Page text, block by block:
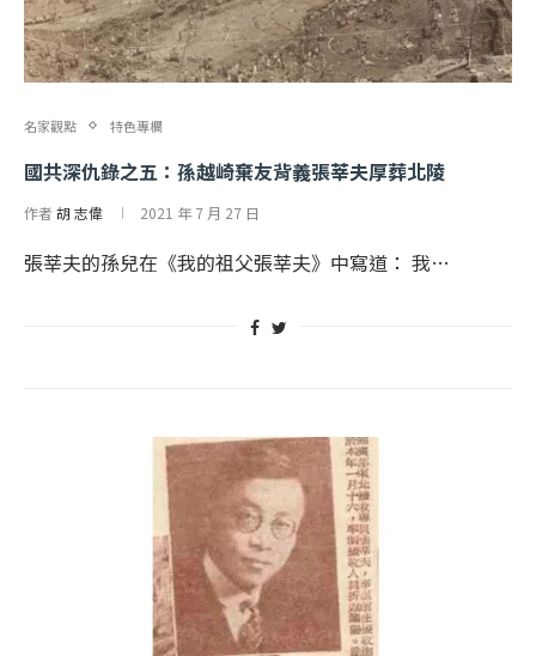
名家觀點 特色專欄
國共深仇錄之五：孫越崎棄友背義張莘夫厚葬北陵
作者胡 志偉 2021 年 7 月 27 日
張莘夫的孫兒在《我的祖父張莘夫》中寫道： 我…